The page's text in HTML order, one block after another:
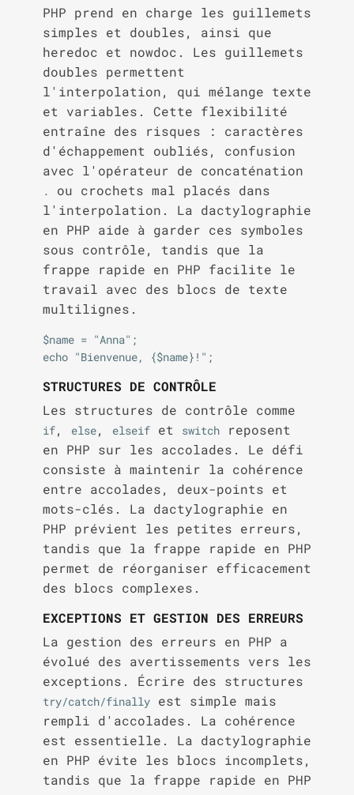
PHP prend en charge les guillemets
simples et doubles, ainsi que
heredoc et nowdoc. Les guillemets
doubles permettent
l'interpolation, qui mélange texte
et variables. Cette flexibilité
entraîne des risques : caractères
d'échappement oubliés, confusion
avec l'opérateur de concaténation
.
ou crochets mal placés dans
l'interpolation. La dactylographie
en PHP aide à garder ces symboles
sous contrôle, tandis que la
frappe rapide en PHP facilite le
travail avec des blocs de texte
multilignes.
$name = "Anna";
STRUCTURES DE CONTRÔLE
Les structures de contrôle comme
if, else, elseifet switchreposent
en PHP sur les accolades. Le défi
consiste à maintenir la cohérence
entre accolades, deux-points et
mots-clés. La dactylographie en
PHP prévient les petites erreurs,
tandis que la frappe rapide en PHP
permet de réorganiser efficacement
des blocs complexes.
EXCEPTIONS ET GESTION DES ERREURS
La gestion des erreurs en PHP a
évolué des avertissements vers les
exceptions. Écrire des structures
try/catch/finallyest simple mais
rempli d'accolades. La cohérence
est essentielle. La dactylographie
en PHP évite les blocs incomplets,
tandis que la frappe rapide en PHP